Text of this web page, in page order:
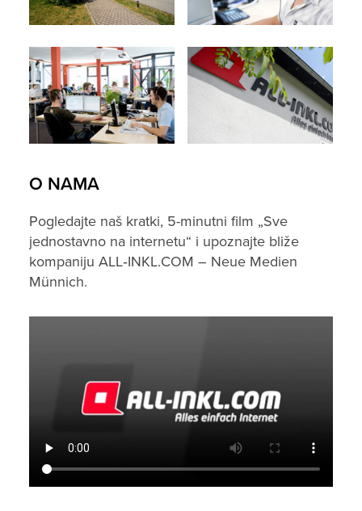
O NAMA
Pogledajte naš kratki, 5-minutni film „Sve
jednostavno na internetu“ i upoznajte bliže
kompaniju ALL‑INKL.COM – Neue Medien
Münnich.